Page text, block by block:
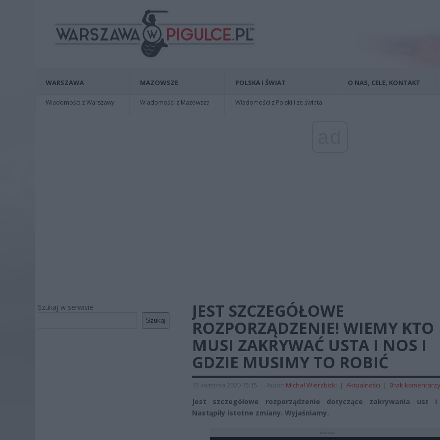
WARSZAWA
Wiadomości z Warszawy
MAZOWSZE
Wiadomości z Mazowsza
POLSKA I ŚWIAT
Wiadomości z Polski i ze świata
O NAS, CELE, KONTAKT
Szukaj w serwisie
Szukaj
JEST SZCZEGÓŁOWE
ROZPORZĄDZENIE! WIEMY KTO
MUSI ZAKRYWAĆ USTA I NOS I
GDZIE MUSIMY TO ROBIĆ
15 kwietnia 2020 15:15 | Autor: Michał Wierzbicki | Aktualności | Brak komentarzy
Jest szczegółowe rozporządzenie dotyczące zakrywania ust i
Nastąpiły istotne zmiany. Wyjaśniamy.